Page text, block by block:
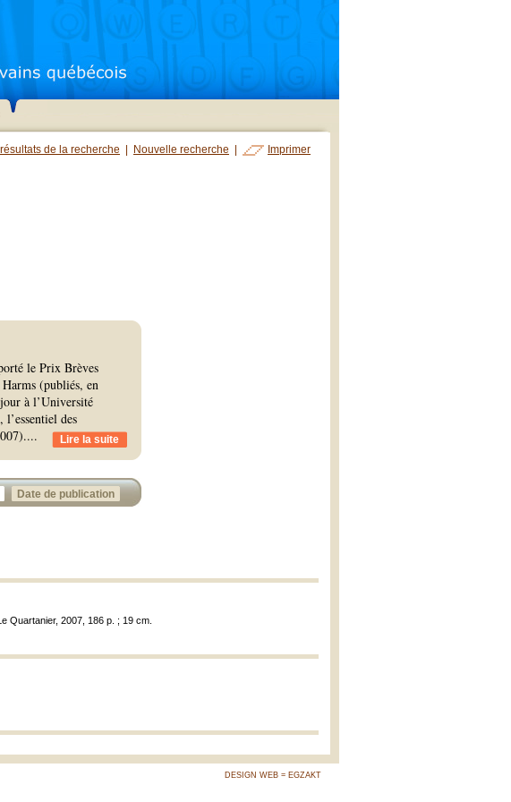
de la recherche Nouvelle recherche Imprimer
le Prix Brèves
(publiés, en
à l’Université
des
... Lire la suite
Date de publication
Quartanier, 2007, 186 p. ; 19 cm.
DESIGN WEB = EGZAKT